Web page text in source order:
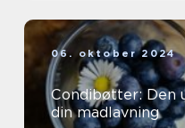
06. oktober 2024
Condibøtter: Den
din madlavning